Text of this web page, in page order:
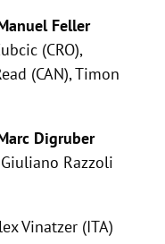
Feller
(CRO),
(CAN), Timon
Digruber
Razzoli
Vinatzer (ITA)